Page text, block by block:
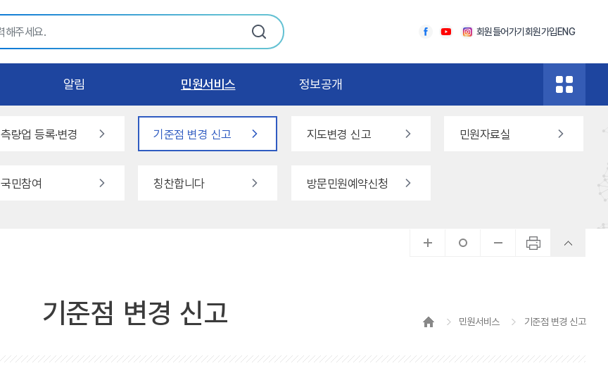
회원들어가기 회원가입ENG
알림 민원서비스
측량업 등록·변경 기준점 변경 신고 지도변경 신고 민원자료실
국민참여 칭찬합니다 방문민원예약신청
정보공개
기준점 변경 신고 민원서비스 기준점 변경 신고